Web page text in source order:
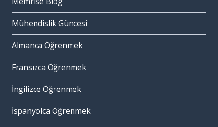
Mühendislik Güncesi
Almanca Öğrenmek
Fransızca Öğrenmek
İngilizce Öğrenmek
İspanyolca Öğrenmek